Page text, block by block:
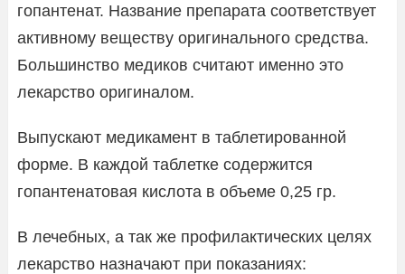
гопантенат. Название препарата соответствует
активному веществу оригинального средства.
Большинство медиков считают именно это
лекарство оригиналом.
Выпускают медикамент в таблетированной
форме. В каждой таблетке содержится
гопантенатовая кислота в объеме 0,25 гр.
В лечебных, а так же профилактических целях
лекарство назначают при показаниях: